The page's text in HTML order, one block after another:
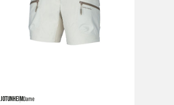
JOTUNHEIMDame